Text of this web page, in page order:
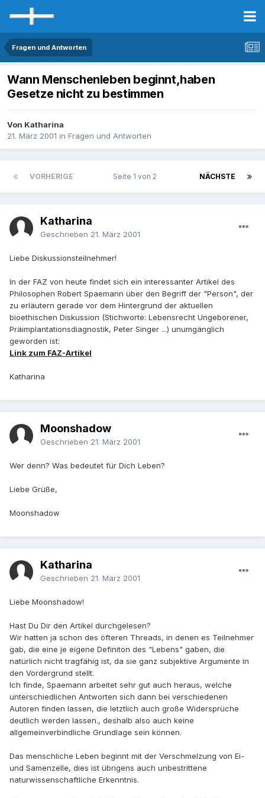
Fragen und Antworten
Wann Menschenleben beginnt,haben
Gesetze nicht zu bestimmen
Von Katharina
21. März 2001 in Fragen und Antworten
VORHERIGE NÄCHSTE
Seite 1 von 2
Katharina
Geschrieben 21. März 2001
Liebe Diskussionsteilnehmer!
In der FAZ von heute findet sich ein interessanter Artikel des
Philosophen Robert Spaemann über den Begriff der "Person", der
zu erläutern gerade vor dem Hintergrund der aktuellen
bioethischen Diskussion (Stichworte: Lebensrecht Ungeborener,
Präimplantationsdiagnostik, Peter Singer ...) unumgänglich
geworden ist:
Link zum FAZ-Artikel
Katharina
Moonshadow
Geschrieben 21. März 2001
Wer denn? Was bedeutet für Dich Leben?
Liebe Grüße,
Moonshadow
Katharina
Geschrieben 21. März 2001
Liebe Moonshadow!
Hast Du Dir den Artikel durchgelesen?
Wir hatten ja schon des öfteren Threads, in denen es Teilnehmer
gab, die eine je eigene Definiton des "Lebens" gaben, die
natürlich nicht tragfähig ist, da sie ganz subjektive Argumente in
den Vordergrund stellt.
Ich finde, Spaemann arbeitet sehr gut auch heraus, welche
unterschiedlichen Antworten sich dann bei verschiedenen
Autoren finden lassen, die letztlich auch große Widersprüche
deutlich werden lassen., deshalb also auch keine
allgemeinverbindliche Grundlage sein können.
Das menschliche Leben beginnt mit der Verschmelzung von Ei-
und Samenzelle, dies ist übrigens auch unbestrittene
naturwissenschaftliche Erkenntnis.